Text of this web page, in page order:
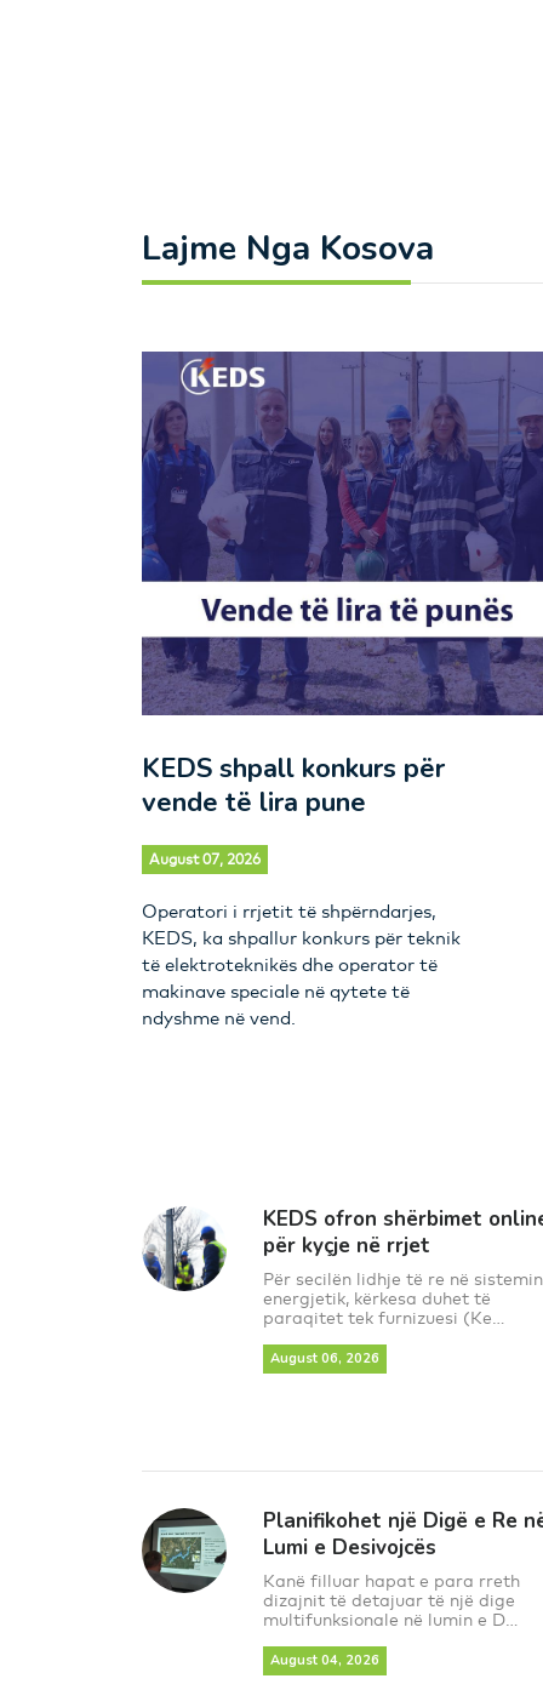
Lajme Nga Kosova
KEDS shpall konkurs për
vende të lira pune
August 07, 2026
Operatori i rrjetit të shpërndarjes,
KEDS, ka shpallur konkurs për teknik
të elektroteknikës dhe operator të
makinave speciale në qytete të
ndyshme në vend.
KEDS ofron shërbimet
për kyçje në rrjet
Për secilën lidhje të re në sistemin
energjetik, kërkesa duhet të
paraqitet tek furnizuesi (Ke...
August 06, 2026
Planifikohet një Digë e Re
Lumi e Desivojcës
Kanë filluar hapat e para rreth
dizajnit të detajuar të një dige
multifunksionale në lumin e D...
August 04, 2026